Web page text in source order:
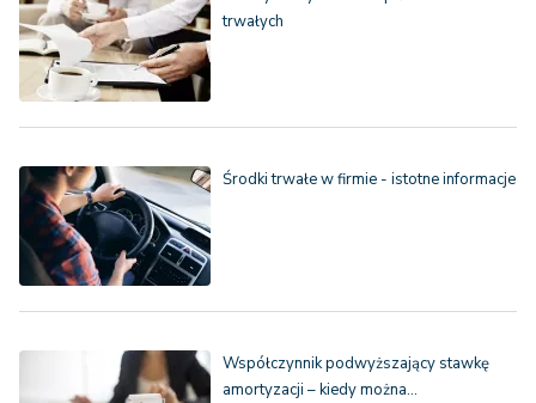
trwałych
Środki trwałe w firmie - istotne informacje
Współczynnik podwyższający stawkę
amortyzacji – kiedy można…